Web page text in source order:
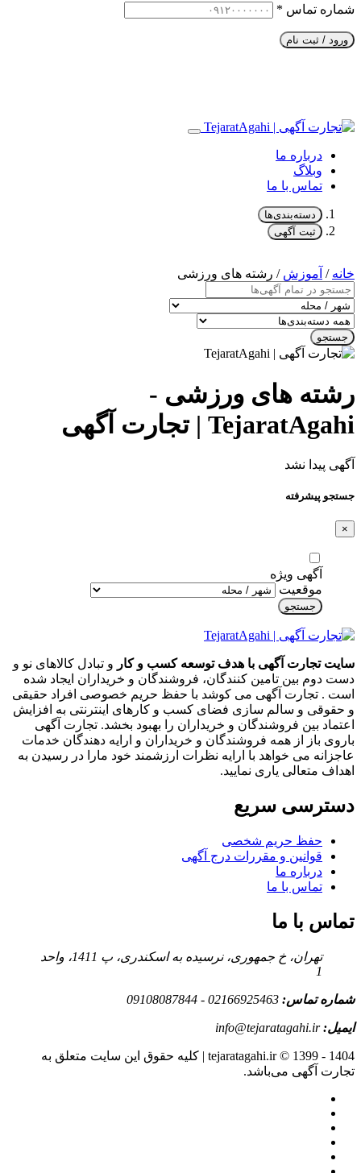
شماره تماس *
ورود / ثبت نام
درباره ما
وبلاگ
تماس با ما
دسته‌بندی‌ها
ثبت آگهی
خانه / آموزش / رشته های ورزشی
جستجو
رشته های ورزشی -
TejaratAgahi | تجارت آگهی
آگهی پیدا نشد
جستجو پیشرفته
×
آگهی ویژه
موقعیت
جستجو
سایت تجارت آگهی با هدف توسعه کسب و کار و تبادل کالاهای نو و
دست دوم بین تامین کنندگان، فروشندگان و خریداران ایجاد شده
است . تجارت آگهی می کوشد با حفظ حریم خصوصی افراد حقیقی
و حقوقی و سالم سازی فضای کسب و کارهای اینترنتی به افزایش
اعتماد بین فروشندگان و خریداران را بهبود بخشد. تجارت آگهی
باروی باز از همه فروشندگان و خریداران و ارایه دهندگان خدمات
عاجزانه می خواهد با ارایه نظرات ارزشمند خود مارا در رسیدن به
اهداف متعالی یاری نمایید.
دسترسی سریع
حفظ حریم شخصی
قوانین و مقررات درج آگهی
درباره ما
تماس با ما
تماس با ما
تهران، خ جمهوری، نرسیده به اسکندری، پ 1411، واحد
1
شماره تماس: 02166925463 - 09108087844
ایمیل:info@tejaratagahi.ir
tejaratagahi.ir © 1399 - 1404 | کلیه حقوق این سایت متعلق به
تجارت آگهی می‌باشد.